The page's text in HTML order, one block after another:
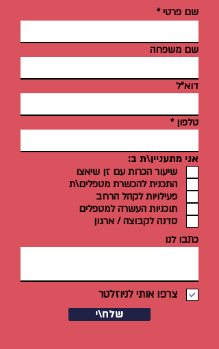
שם פרטי
שם משפחה
דוא"ל
טלפון
אני מתעניין\ת ב:
שיעור הכרות עם זן שיאצו
התכנית להכשרת מטפלים\ת
פעילויות לקהל הרחב
תוכניות העשרה למטפלים
סדנה לקבוצה / ארגון
כתבו לנו
צרפו אותי לניוזלטר
שלח\י